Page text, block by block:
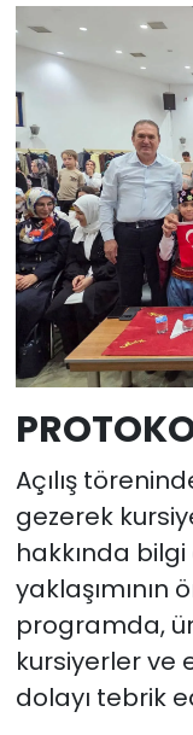
Açılış
gezerek
hakkında
programda,
kursiyerler ve
dolayı tebrik